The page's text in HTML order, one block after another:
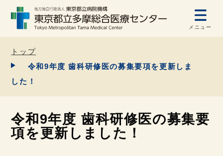
メニュー
トップ
令和9年度 歯科研修医の募集要項を更新しま
した！
令和9年度 歯科研修医の募集要
項を更新しました！